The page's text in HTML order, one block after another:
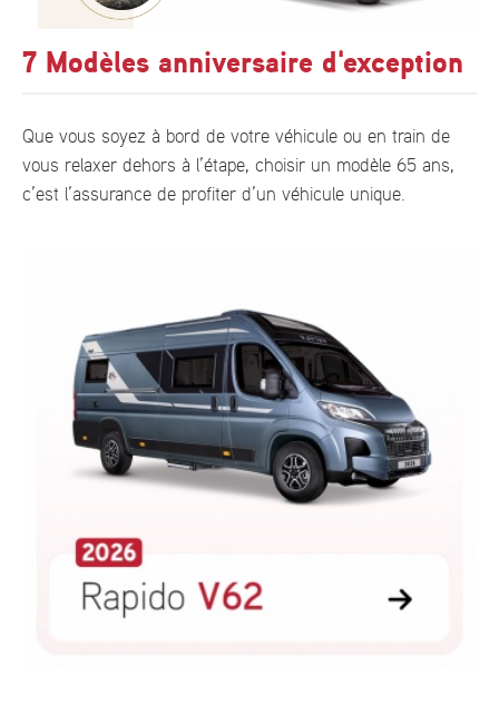
7 Modèles anniversaire d'exception
Que vous soyez à bord de votre véhicule ou en train de
vous relaxer dehors à l’étape, choisir un modèle 65 ans,
c’est l’assurance de profiter d’un véhicule unique.